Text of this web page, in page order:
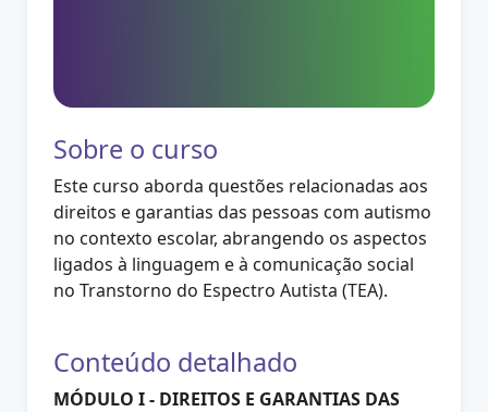
Sobre o curso
Este curso aborda questões relacionadas aos
direitos e garantias das pessoas com autismo
no contexto escolar, abrangendo os aspectos
ligados à linguagem e à comunicação social
no Transtorno do Espectro Autista (TEA).
Conteúdo detalhado
MÓDULO I - DIREITOS E GARANTIAS DAS